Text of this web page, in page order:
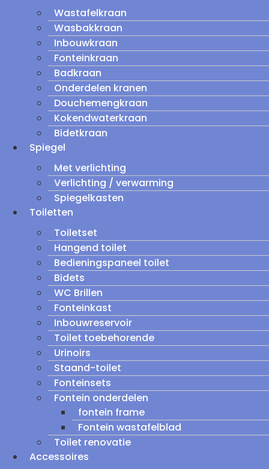
Wastafelkraan
Wasbakkraan
Inbouwkraan
Fonteinkraan
Badkraan
Onderdelen kranen
Douchemengkraan
Kokendwaterkraan
Bidetkraan
Spiegel
Met verlichting
Verlichting / verwarming
Spiegelkasten
Toiletten
Toiletset
Hangend toilet
Bedieningspaneel toilet
Bidets
WC Brillen
Fonteinkast
Inbouwreservoir
Toilet toebehorende
Urinoirs
Staand-toilet
Fonteinsets
Fontein onderdelen
fontein frame
Fontein wastafelblad
Toilet renovatie
Accessoires